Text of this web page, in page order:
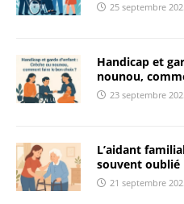
25 septembre
Handicap et
nounou,
23 septembre
L’aidant
souvent oublié
21 septembre